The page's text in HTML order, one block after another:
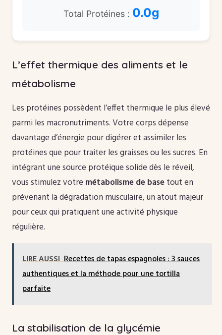
Total Protéines : 0.0g
L’effet thermique des aliments et le
métabolisme
Les protéines possèdent l’effet thermique le plus élevé
parmi les macronutriments. Votre corps dépense
davantage d’énergie pour digérer et assimiler les
protéines que pour traiter les graisses ou les sucres. En
intégrant une source protéique solide dès le réveil,
vous stimulez votre métabolisme de basetout en
prévenant la dégradation musculaire, un atout majeur
pour ceux qui pratiquent une activité physique
régulière.
LIRE AUSSI Recettes de tapas espagnoles : 3 sauces
authentiques et la méthode pour une tortilla
parfaite
La stabilisation de la glycémie